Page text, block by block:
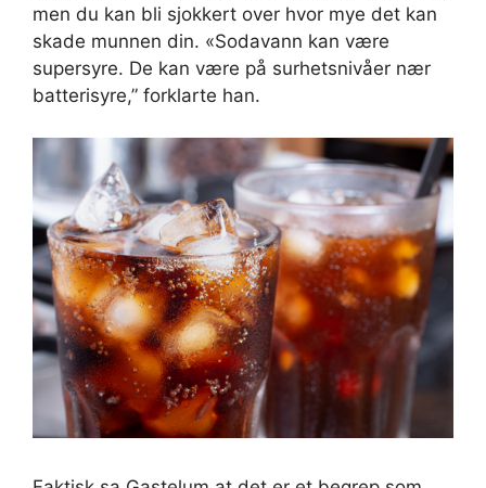
men du kan bli sjokkert over hvor mye det kan
skade munnen din. «Sodavann kan være
supersyre. De kan være på surhetsnivåer nær
batterisyre,” forklarte han.